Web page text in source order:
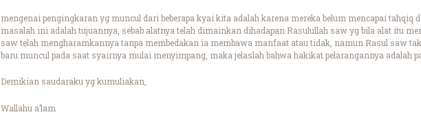
mengenai pengingkaran yg muncul dari beberapa kyai kita adalah karena mereka belum mencapai tahqiq
masalah ini adalah tujuannya, sebab alatnya telah dimainkan dihadapan Rasulullah saw yg bila alat itu
saw telah mengharamkannya tanpa membedakan ia membawa manfaat atau tidak, namun Rasul saw
baru muncul pada saat syairnya mulai menyimpang, maka jelaslah bahwa hakikat pelarangannya adalah
Demikian saudaraku yg kumuliakan,
Wallahu a’lam